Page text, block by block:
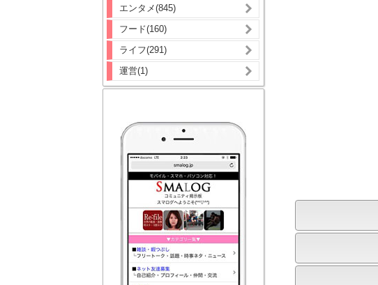
エンタメ(845)
フード(160)
ライフ(291)
運営(1)